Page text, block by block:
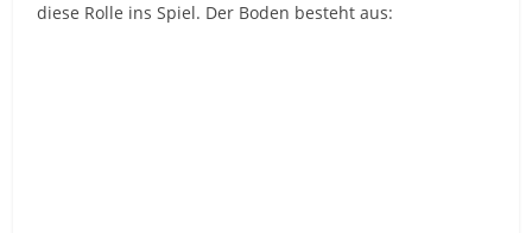
diese Rolle ins Spiel. Der Boden besteht aus: